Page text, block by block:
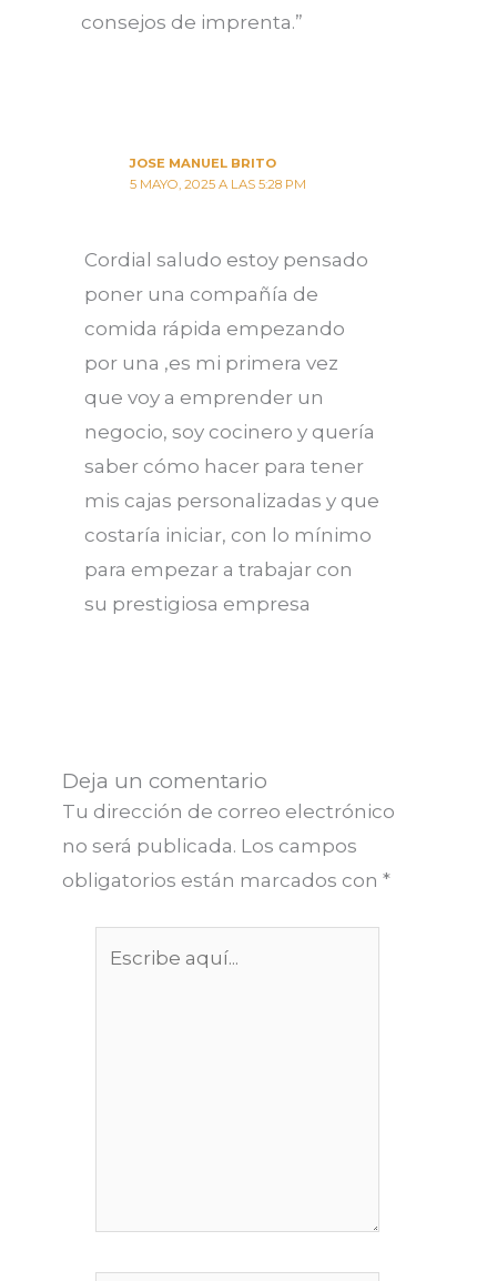
consejos de imprenta.”
JOSE MANUEL BRITO
5 MAYO, 2025 A LAS 5:28 PM
Cordial saludo estoy pensado
poner una compañía de
comida rápida empezando
por una ,es mi primera vez
que voy a emprender un
negocio, soy cocinero y quería
saber cómo hacer para tener
mis cajas personalizadas y que
costaría iniciar, con lo mínimo
para empezar a trabajar con
su prestigiosa empresa
Deja un comentario
Tu dirección de correo electrónico
no será publicada. Los campos
obligatorios están marcados con *